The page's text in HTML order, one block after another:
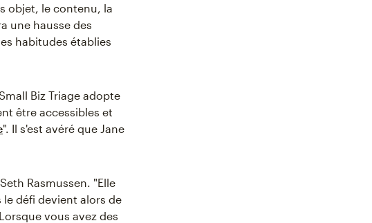
objet, le contenu, la
une hausse des
habitudes établies
Biz Triage adopte
être accessibles et
". Il s'est avéré que Jane
Rasmussen. "Elle
défi devient alors de
vous avez des